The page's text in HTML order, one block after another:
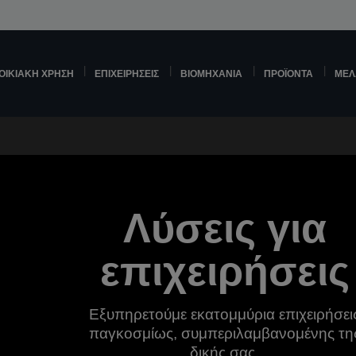
ΧΡΉΣΗ ΕΠΙΧΕΙΡΉΣΕΙΣ ΒΙΟΜΗΧΑΝΊΑ ΠΡΟΪΌΝΤΑ
Λύσεις για
επιχειρήσεις
Εξυπηρετούμε εκατομμύρια
παγκοσμίως, συμπεριλαμβανομένης
δικής σας.